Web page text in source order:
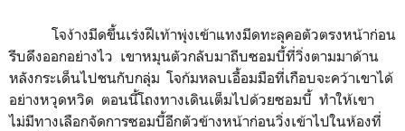
โจง้างมีดขึ้นเร่งฝีเท้าพุ่งเข้าแทงมีดทะลุคอตัวตรงหน้าก่อน
รีบดึงออกอย่างไว เขาหมุนตัวกลับมาถีบซอมบี้ที่วิ่งตามมาด้าน
หลังกระเด็นไปชนกับกลุ่ม โจก้มหลบเอื้อมมือที่เกือบจะคว้าเขาได้
อย่างหวุดหวิด ตอนนี้โถงทางเดินเต็มไปด้วยซอมบี้ ทำให้เขา
ไม่มีทางเลือกจัดการซอมบี้อีกตัวข้างหน้าก่อนวิ่งเข้าไปในห้องที่